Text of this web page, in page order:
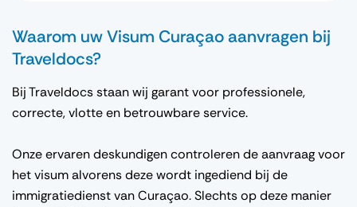
Waarom uw Visum Curaçao aanvragen bij
Traveldocs?
Bij Traveldocs staan wij garant voor professionele,
correcte, vlotte en betrouwbare service.
Onze ervaren deskundigen controleren de aanvraag voor
het visum alvorens deze wordt ingediend bij de
immigratiedienst van Curaçao. Slechts op deze manier